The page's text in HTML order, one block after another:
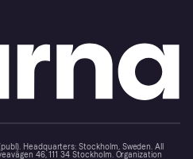
Headquarters: Stockholm, Sweden. All
46, 111 34 Stockholm. Organization